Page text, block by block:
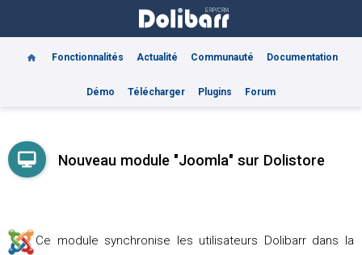
Fonctionnalités Actualité Communauté Documentation
Démo Télécharger Plugins Forum
Nouveau module "Joomla" sur Dolistore
Ce module synchronise les utilisateurs Dolibarr dans la